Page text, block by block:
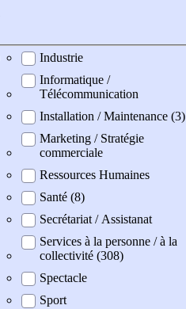
Industrie
Informatique /
Télécommunication
Installation / Maintenance (3)
Marketing / Stratégie
commerciale
Ressources Humaines
Santé (8)
Secrétariat / Assistanat
Services à la personne / à la
collectivité (308)
Spectacle
Sport